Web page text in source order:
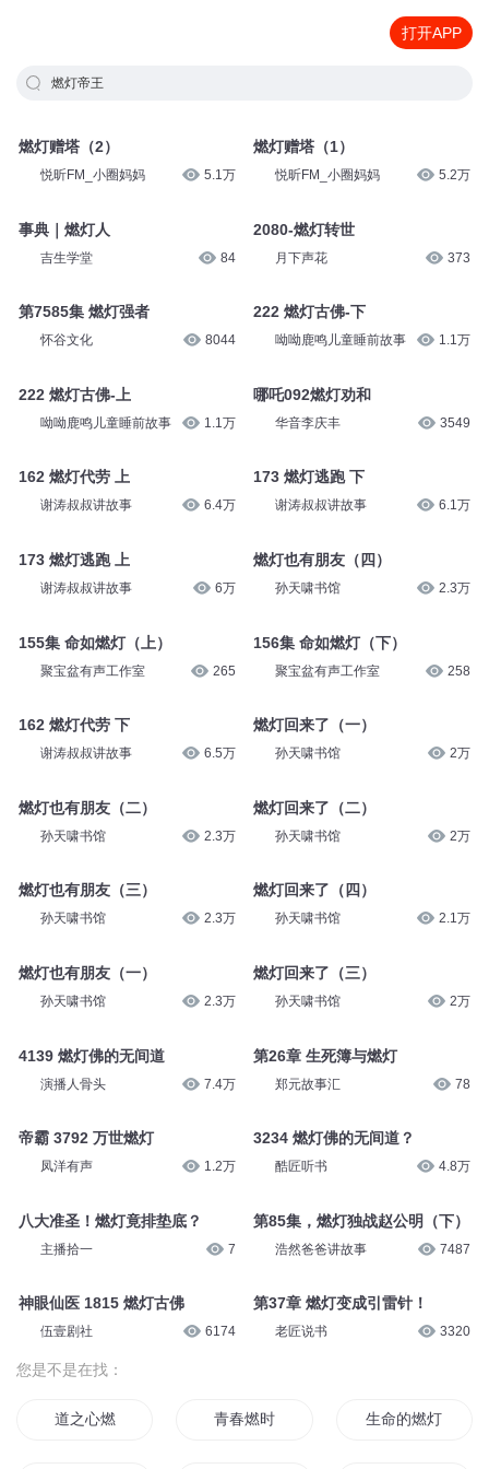
打开APP
燃灯帝王
燃灯赠塔（2）
悦昕FM_小圈妈妈 5.1万
事典｜燃灯人
吉生学堂 84
第7585集 燃灯强者
怀谷文化 8044
222 燃灯古佛-上
呦呦鹿鸣儿童睡前故事 1.1万
162 燃灯代劳 上
谢涛叔叔讲故事 6.4万
173 燃灯逃跑 上
谢涛叔叔讲故事 6万
155集 命如燃灯（上）
聚宝盆有声工作室 265
162 燃灯代劳 下
谢涛叔叔讲故事 6.5万
燃灯也有朋友（二）
孙天啸书馆 2.3万
燃灯也有朋友（三）
孙天啸书馆 2.3万
燃灯也有朋友（一）
孙天啸书馆 2.3万
4139 燃灯佛的无间道
演播人骨头 7.4万
帝霸 3792 万世燃灯
凤洋有声 1.2万
八大准圣！燃灯竟排垫底？
主播拾一 7
神眼仙医 1815 燃灯古佛
伍壹剧社 6174
燃灯赠塔（1）
悦昕FM_小圈妈妈 5.2万
2080-燃灯转世
月下声花 373
222 燃灯古佛-下
呦呦鹿鸣儿童睡前故事 1.1万
哪吒092燃灯劝和
华音李庆丰 3549
173 燃灯逃跑 下
谢涛叔叔讲故事 6.1万
燃灯也有朋友（四）
孙天啸书馆 2.3万
156集 命如燃灯（下）
聚宝盆有声工作室 258
燃灯回来了（一）
孙天啸书馆 2万
燃灯回来了（二）
孙天啸书馆 2万
燃灯回来了（四）
孙天啸书馆 2.1万
燃灯回来了（三）
孙天啸书馆 2万
第26章 生死簿与燃灯
郑元故事汇 78
3234 燃灯佛的无间道？
酷匠听书 4.8万
第85集，燃灯独战赵公明（下）
浩然爸爸讲故事 7487
第37章 燃灯变成引雷针！
老匠说书 3320
您是不是在找：
道之心燃 青春燃时 生命的燃灯